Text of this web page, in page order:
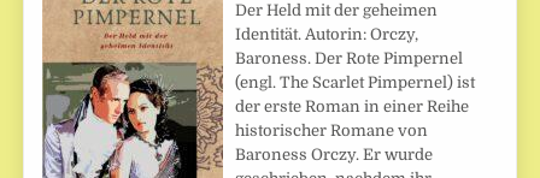
Der Held mit der geheimen
Identität. Autorin: Orczy,
Baroness. Der Rote Pimpernel
(engl. The Scarlet Pimpernel) ist
der erste Roman in einer Reihe
historischer Romane von
Baroness Orczy. Er wurde